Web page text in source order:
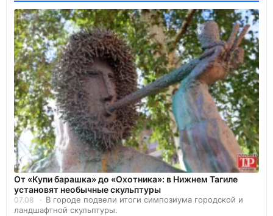
От «Купи барашка» до «Охотника»: в Нижнем Тагиле
установят необычные скульптуры
07.08
В городе подвели итоги симпозиума городской и
ландшафтной скульптуры.